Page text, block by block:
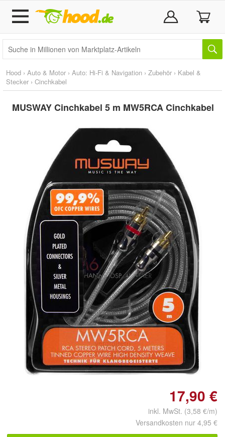
Hood › Auto & Motor › Auto: Hi-Fi & Navigation › Zubehör › Kabel &
Stecker › Cinchkabel
MUSWAY Cinchkabel 5 m MW5RCA Cinchkabel
Doppelt antippen zum
vergrößern
17,90 €
inkl. MwSt. (3,58 €/m)
Versandkosten nur 4,95 €